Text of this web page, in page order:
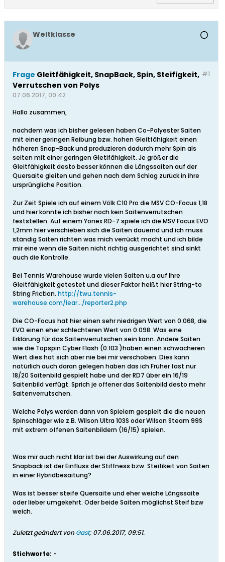
Weltklasse
#1
Frage Gleitfähigkeit, SnapBack, Spin, Steifigkeit,
Verrutschen von Polys
07.06.2017, 09:42
Hallo zusammen,
nachdem was ich bisher gelesen haben Co-Polyester Saiten
mit einer geringen Reibung bzw. hohen Gleitfähigkeit einen
höheren Snap-Back und produzieren dadurch mehr Spin als
seiten mit einer geringen Gletifähigkeit. Je größer die
Gleitfähigkeit desto besser können die Längssaiten auf der
Quersaite gleiten und gehen nach dem Schlag zurück in ihre
ursprüngliche Position.
Zur Zeit Spiele ich auf einem Völk C10 Pro die MSV CO-Focus 1,18
und hier konnte ich bisher noch kein Saitenverrutschen
feststellen. Auf einem Yonex RD-7 spiele ich die MSV Focus EVO
1,2mm hier verschieben sich die Saiten dauernd und ich muss
ständig Saiten richten was mich verrückt macht und ich bilde
mir eine wenn die Saiten nicht richtig ausgerichtet sind sinkt
auch die Kontrolle.
Bei Tennis Warehouse wurde vielen Saiten u.a auf Ihre
Gleitfähigkeit getestet und dieser Faktor heißt hier String-to
String Friction. http://twu.tennis-
warehouse.com/lear.../reporter2.php
Die CO-Focus hat hier einen sehr niedrigen Wert von 0.068, die
EVO einen eher schlechteren Wert von 0.098. Was eine
Erklärung für das Saitenverrutschen sein kann. Andere Saiten
wie die Topspin Cyber Flash (0.103 )haben einen schwächeren
Wert dies hat sich aber nie bei mir verschoben. Dies kann
natürlich auch daran gelegen haben das ich Früher fast nur
18/20 Saitenbild gespielt habe und der RD7 über ein 16/19
Saitenbild verfügt. Sprich je offener das Saitenbild desto mehr
Saitenverrutschen.
Welche Polys werden dann von Spielern gespielt die die neuen
Spinschläger wie z.B. Wilson Ultra 103S oder Wilson Steam 99S
mit extrem offenen Saitenbildern (16/15) spielen.
Was mir auch nicht klar ist bei der Auswirkung auf den
Snapback ist der Einfluss der Stiffness bzw. Steifikeit von Saiten
in einer Hybridbesaitung?
Was ist besser steife Quersaite und eher weiche Längssaite
oder lieber umgekehrt. Oder beide Saiten möglichst Steif bzw
weich.
Zuletzt geändert von Gast; 07.06.2017, 09:51.
Stichworte: -